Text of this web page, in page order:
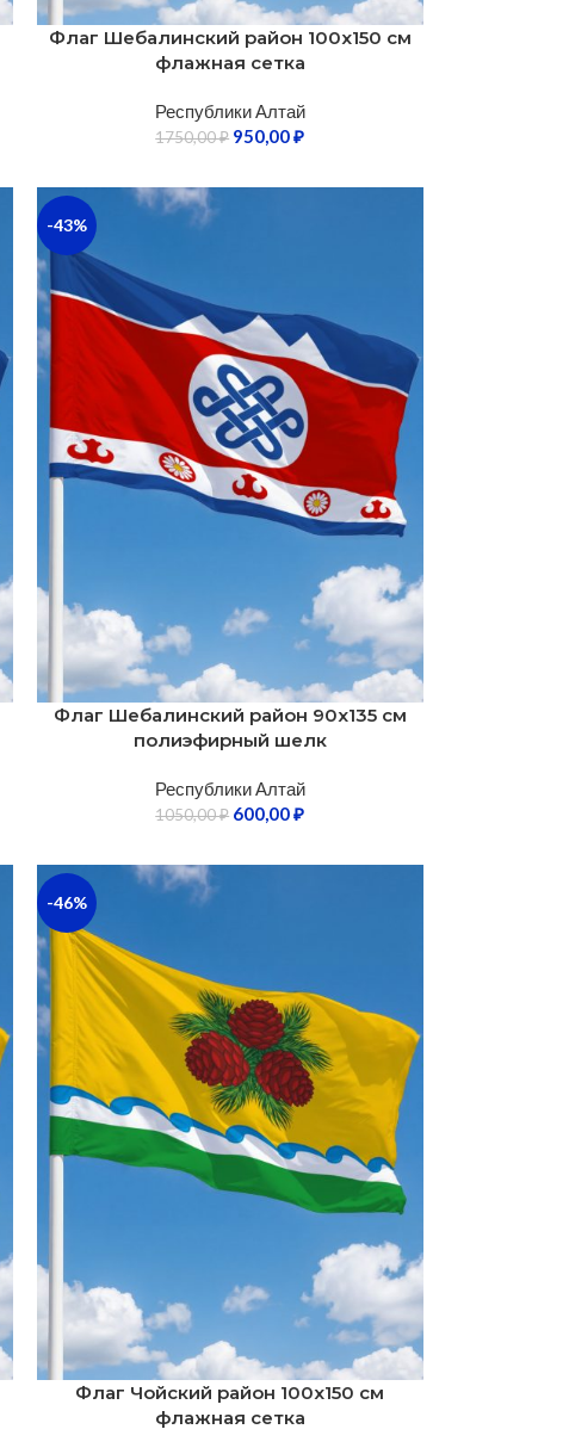
Флаг Шебалинский район 100х150 см
флажная сетка
Республики Алтай
1750,00₽ 950,00₽
-43%
Флаг Шебалинский район 90х135 см
полиэфирный шелк
Республики Алтай
1050,00₽ 600,00₽
-46%
Флаг Чойский район 100х150 см
флажная сетка